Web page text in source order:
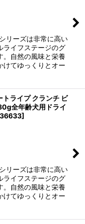
リーズは非常に高い
ライフステージのグ
。自然の風味と栄養
けてゆっくりとオー
ライプ クランチ ビ
全年齢犬用ドライ
]
リーズは非常に高い
ライフステージのグ
。自然の風味と栄養
けてゆっくりとオー